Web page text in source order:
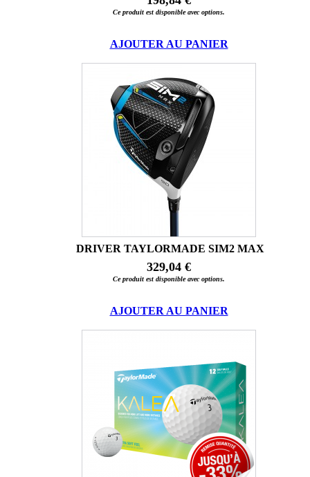
Ce produit est disponible avec options.
AJOUTER AU PANIER
DRIVER TAYLORMADE SIM2 MAX
329,04 €
Ce produit est disponible avec options.
AJOUTER AU PANIER